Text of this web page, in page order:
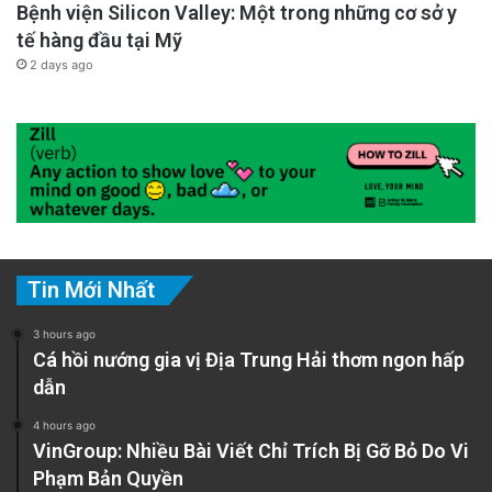
Bệnh viện Silicon Valley: Một trong những cơ sở y
tế hàng đầu tại Mỹ
2 days ago
Tin Mới Nhất
3 hours ago
Cá hồi nướng gia vị Địa Trung Hải thơm ngon hấp
dẫn
4 hours ago
VinGroup: Nhiều Bài Viết Chỉ Trích Bị Gỡ Bỏ Do Vi
Phạm Bản Quyền